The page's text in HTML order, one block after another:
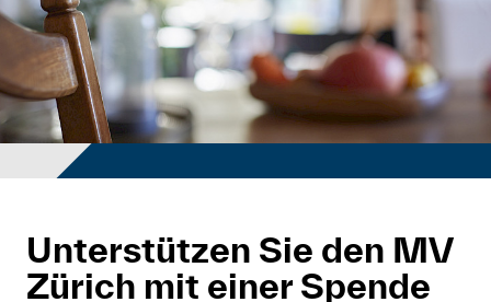
Unterstützen Sie den MV
Zürich mit einer Spende